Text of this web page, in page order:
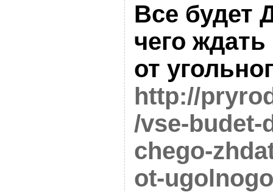
Все будет
чего
от
http://
/vse-budet-
chego-
ot-